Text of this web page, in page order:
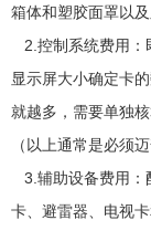
箱体和塑胶面罩以
2.控制系统费用：
显示屏大小确定卡
就越多，需要单独核
（以上通常是必须
3.辅助设备费用：
卡、避雷器、电视